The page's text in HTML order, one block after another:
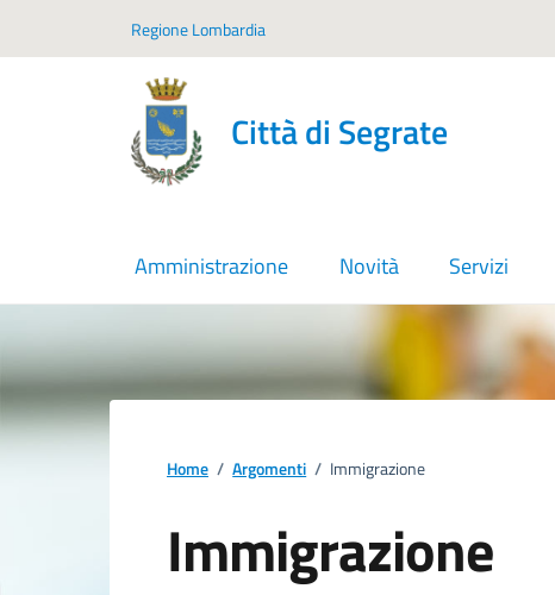
Regione Lombardia
Città di Segrate
Amministrazione Novità Servizi
Home / Argomenti / Immigrazione
Immigrazione